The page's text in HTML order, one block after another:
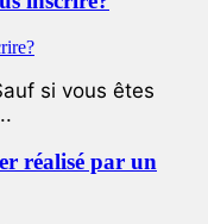
si vous êtes
réalisé par un